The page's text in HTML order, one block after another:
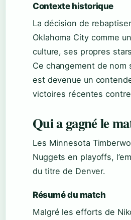
Contexte historique
La décision de
Oklahoma City comme
culture, ses propres
Ce changement de nom
est devenue un
victoires récentes
Qui a gagné le
Les Minnesota
Nuggets en playoffs,
du titre de Denver.
Résumé du match
Malgré les efforts de